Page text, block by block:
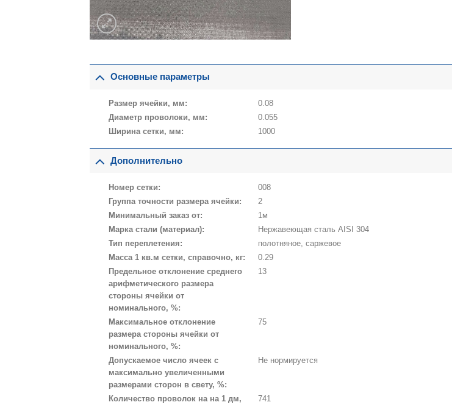
Основные параметры
Размер ячейки, мм:
0.08
Диаметр проволоки, мм:
0.055
Ширина сетки, мм:
1000
Дополнительно
Номер сетки:
008
Группа точности размера ячейки:
2
Минимальный заказ от:
1м
Марка стали (материал):
Нержавеющая сталь AISI 304
Тип переплетения:
полотняное, саржевое
Масса 1 кв.м сетки, справочно, кг:
0.29
Предельное отклонение среднего
арифметического размера
стороны ячейки от
номинального, %:
13
Максимальное отклонение
размера стороны ячейки от
номинального, %:
75
Допускаемое число ячеек с
максимально увеличенными
размерами сторон в свету, %:
Не нормируется
Количество проволок на на 1 дм,
741